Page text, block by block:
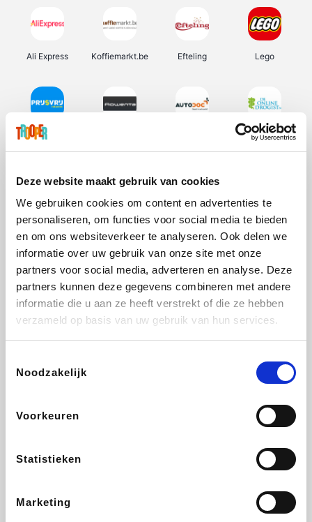
Deze website maakt gebruik van cookies
We gebruiken cookies om content en advertenties te
personaliseren, om functies voor social media te bieden
en om ons websiteverkeer te analyseren. Ook delen we
informatie over uw gebruik van onze site met onze
partners voor social media, adverteren en analyse. Deze
partners kunnen deze gegevens combineren met andere
informatie die u aan ze heeft verstrekt of die ze hebben
verzameld op basis van uw gebruik van hun services.
Noodzakelijk
Voorkeuren
Statistieken
Marketing
Ali Express Koffiemarkt.be Efteling Lego
Prijsvrij De Online Drogist
Vidaxl Lampenlicht.be Adidas Hotels.com
DectDirect
Brussels Airlines
ZEB Get Your Guide